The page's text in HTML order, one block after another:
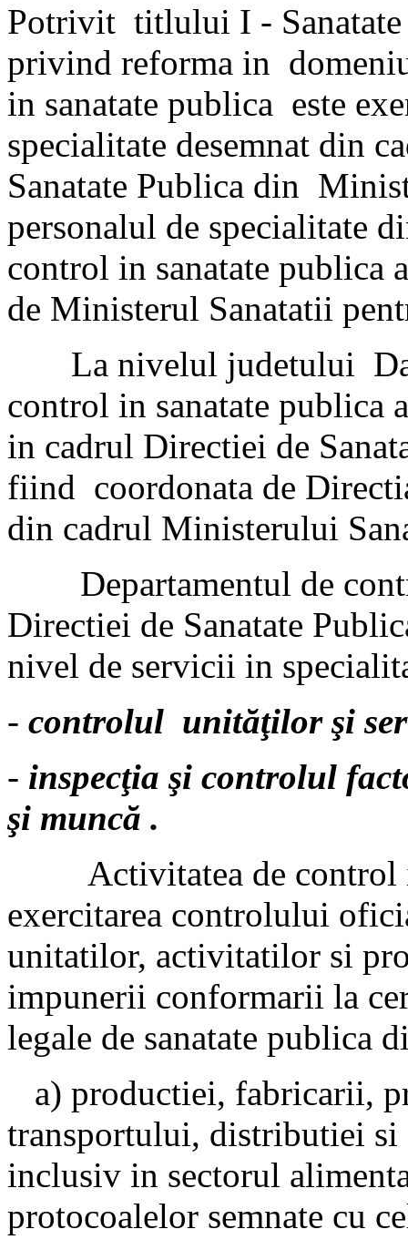
Potrivit titlului I -
privind reforma in
in sanatate publica este
specialitate desemnat din
Sanatate Publica din
personalul de specialitate
control in sanatate publica
de Ministerul Sanatatii
La nivelul judetului
control in sanatate publica
in cadrul Directiei de
fiind coordonata de
din cadrul Ministerului
Departamentul de
Directiei de Sanatate
nivel de servicii in
- controlul unităţilor şi
- inspecţia şi controlul
şi muncă .
Activitatea de control in
exercitarea controlului
unitatilor, activitatilor si
impunerii conformarii la
legale de sanatate publica
a) productiei, fabricarii,
transportului, distributiei
inclusiv in sectorul
protocoalelor semnate cu